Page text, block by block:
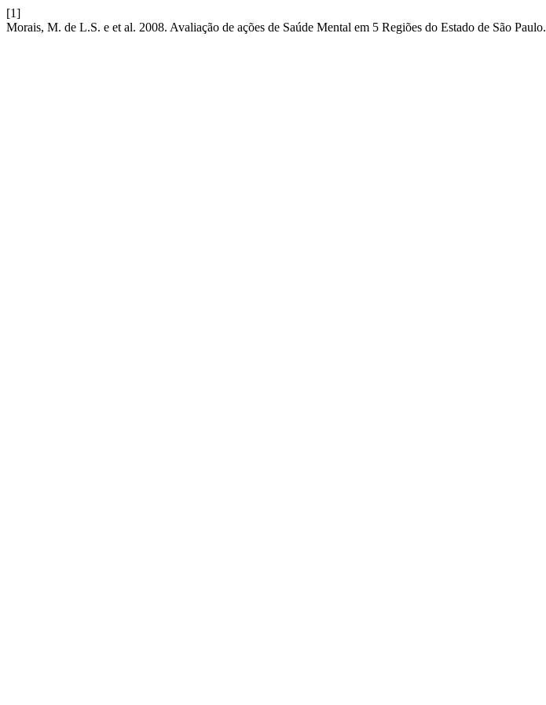
[1]
Morais, M. de L.S. e et al. 2008. Avaliação de ações de Saúde Mental em 5 Regiões do Estado de São Paulo.